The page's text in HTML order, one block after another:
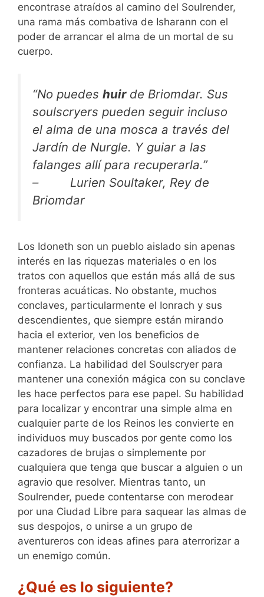
encontrase atraídos al camino del Soulrender,
una rama más combativa de Isharann con el
poder de arrancar el alma de un mortal de su
cuerpo.
“No puedes huirde Briomdar. Sus
soulscryers pueden seguir incluso
el alma de una mosca a través del
Jardín de Nurgle. Y guiar a las
falanges allí para recuperarla.”
– Lurien Soultaker, Rey de
Briomdar
Los Idoneth son un pueblo aislado sin apenas
interés en las riquezas materiales o en los
tratos con aquellos que están más allá de sus
fronteras acuáticas. No obstante, muchos
conclaves, particularmente el Ionrach y sus
descendientes, que siempre están mirando
hacia el exterior, ven los beneficios de
mantener relaciones concretas con aliados de
confianza. La habilidad del Soulscryer para
mantener una conexión mágica con su conclave
les hace perfectos para ese papel. Su habilidad
para localizar y encontrar una simple alma en
cualquier parte de los Reinos les convierte en
individuos muy buscados por gente como los
cazadores de brujas o simplemente por
cualquiera que tenga que buscar a alguien o un
agravio que resolver. Mientras tanto, un
Soulrender, puede contentarse con merodear
por una Ciudad Libre para saquear las almas de
sus despojos, o unirse a un grupo de
aventureros con ideas afines para aterrorizar a
un enemigo común.
¿Qué es lo siguiente?